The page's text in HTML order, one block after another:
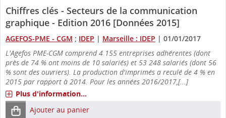
Chiffres clés - Secteurs de la communication
graphique - Edition 2016 [Données 2015]
AGEFOS-PME - CGM ; IDEP | Marseille : IDEP | 01/01/2017
L'Agefos PME-CGM comprend 4 155 entreprises adhérentes (dont
près de 74 % ont moins de 10 salariés) et 53 248 salariés (dont 56
% sont des ouvriers). La production d'imprimés a reculé de 4 % en
2015 par rapport à 2014. Pour les années 2016/2017,[...]
Plus d'information...
Ajouter au panier